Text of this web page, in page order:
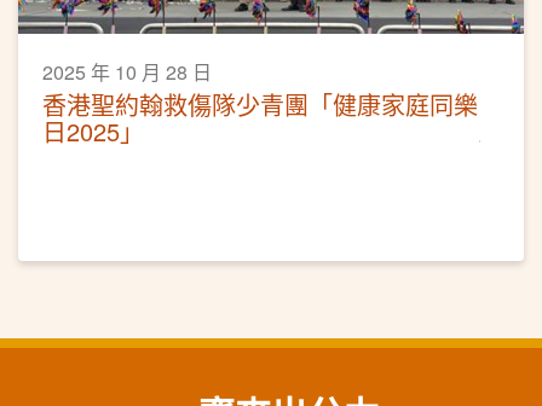
2025 年 10 月 28 日
香港聖約翰救傷隊少青團「健康家庭同樂
日2025」